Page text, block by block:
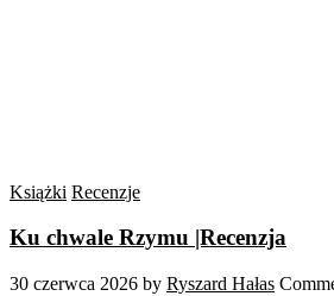
Książki Recenzje
Ku chwale Rzymu |Recenzja
30 czerwca 2026 by Ryszard Hałas